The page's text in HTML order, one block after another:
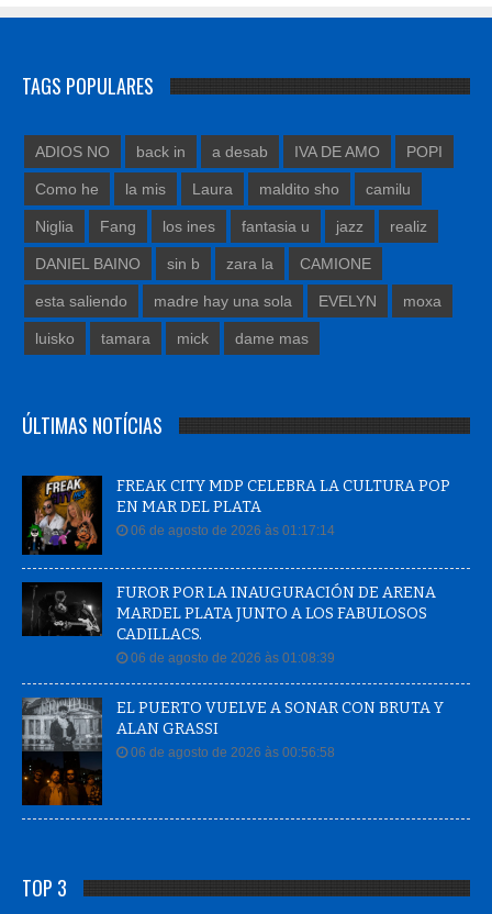
TAGS POPULARES
ADIOS NO back in a desab IVA DE AMO POPI
Como he la mis Laura maldito sho camilu
Niglia Fang los ines fantasia u jazz realiz
DANIEL BAINO sin b zara la CAMIONE
esta saliendo madre hay una sola EVELYN moxa
luisko tamara mick dame mas
ÚLTIMAS NOTÍCIAS
FREAK CITY MDP CELEBRA LA CULTURA POP
EN MAR DEL PLATA
06 de agosto de 2026 às 01:17:14
FUROR POR LA INAUGURACIÓN DE ARENA
MARDEL PLATA JUNTO A LOS FABULOSOS
CADILLACS.
06 de agosto de 2026 às 01:08:39
EL PUERTO VUELVE A SONAR CON BRUTA Y
ALAN GRASSI
06 de agosto de 2026 às 00:56:58
TOP 3